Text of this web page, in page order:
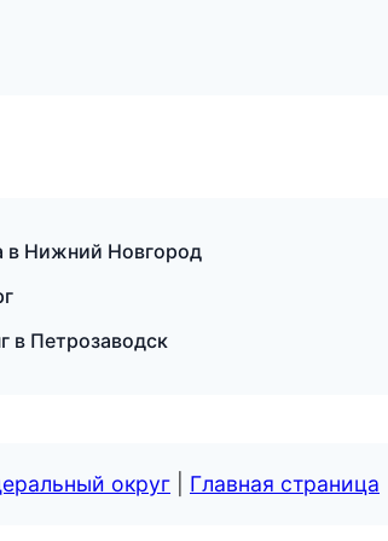
в Нижний Новгород
в Петрозаводск
округ Главная страница